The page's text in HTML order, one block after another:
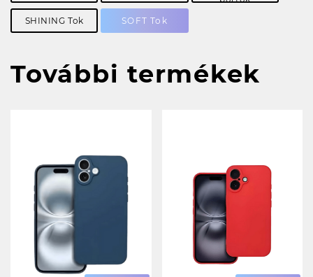
SHINING Tok SOFT Tok
További termékek